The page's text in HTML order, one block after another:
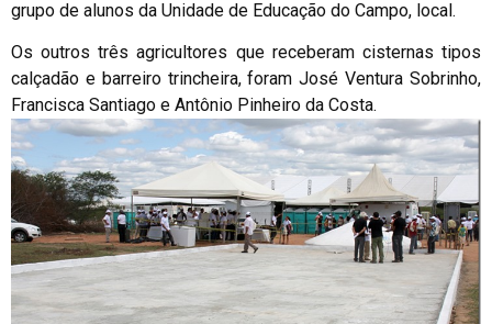
grupo de alunos da Unidade de Educação do Campo, local.
Os outros três agricultores que receberam cisternas tipos
calçadão e barreiro trincheira, foram José Ventura Sobrinho,
Francisca Santiago e Antônio Pinheiro da Costa.